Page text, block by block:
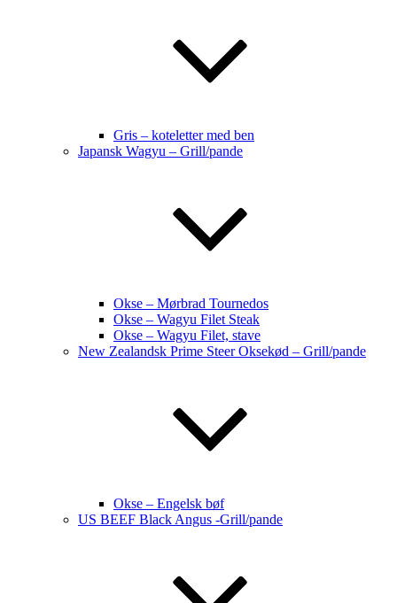
Gris – koteletter med ben
Japansk Wagyu – Grill/pande
Okse – Mørbrad Tournedos
Okse – Wagyu Filet Steak
Okse – Wagyu Filet, stave
New Zealandsk Prime Steer Oksekød – Grill/pande
Okse – Engelsk bøf
US BEEF Black Angus -Grill/pande